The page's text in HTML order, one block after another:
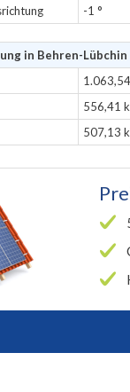
-1 °
in Behren-Lübchin
556,41
507,13